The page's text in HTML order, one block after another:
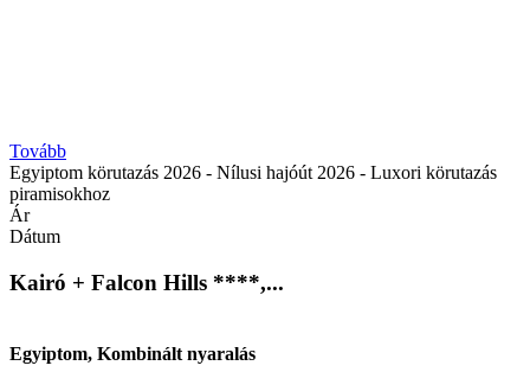
Tovább
Egyiptom körutazás 2026 - Nílusi hajóút 2026 - Luxori körutazás
piramisokhoz
Ár
Dátum
Kairó + Falcon Hills ****,...
Egyiptom, Kombinált nyaralás